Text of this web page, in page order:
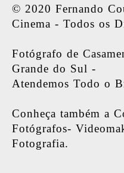
© 2020 Fernando
Cinema - Todos os
Fotógrafo de
Grande do Sul -
Atendemos Todo o
Conheça também a
Fotógrafos-
Fotografia.